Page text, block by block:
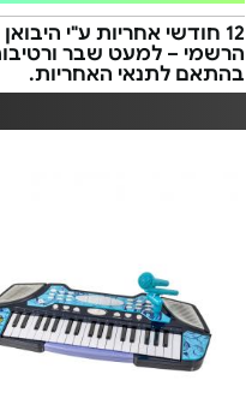
12 חודשי אחריות ע"י היבואן
הרשמי – למעט שבר
בהתאם לתנאי האחריות.